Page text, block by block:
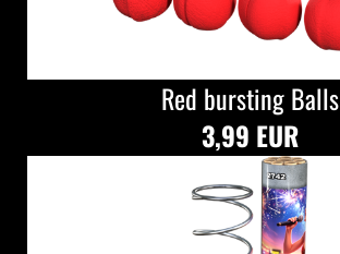
Red bursting Balls
3,99 EUR